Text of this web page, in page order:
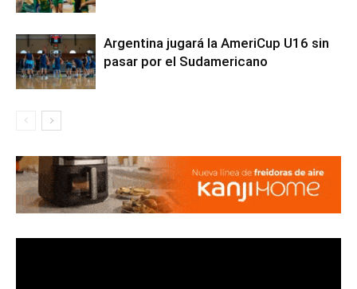
Argentina jugará la AmeriCup U16 sin
pasar por el Sudamericano